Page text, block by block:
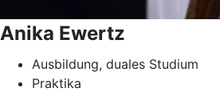
Anika Ewertz
Ausbildung, duales Studium
Praktika